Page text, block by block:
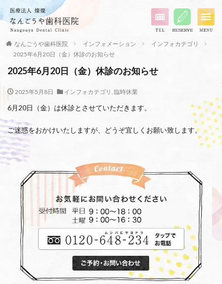
なんごうや歯科医院 インフォメーション
インフォカテゴリ
2025年6月20日（金）休診のお知らせ
2025年6月20日（金）休診のお知らせ
2025年5月8日 インフォカテゴリ , 臨時休業
6月20日（金）は休診とさせていただきます。
ご迷惑をおかけいたしますが、どうぞ宜しくお願い致します。